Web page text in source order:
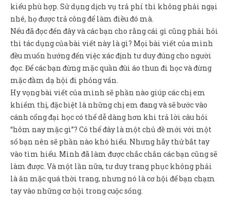
kiểu phù hợp. Sử dụng dịch vụ trả phí thì không phải ngại
nhé, họ được trả công để làm điều đó mà.
Nếu đã đọc đến đây và các bạn cho rằng cái gì cũng phải hỏi
thì tác dụng của bài viết này là gì? Mọi bài viết của mình
đều muốn hướng đến việc xác định tư duy đúng cho người
đọc. Để các bạn đừng mặc quần đùi áo thun đi học và đừng
mặc đầm dạ hội đi phỏng vấn.
Hy vọng bài viết của mình sẽ phần nào giúp các chị em
khiếm thị, đặc biệt là những chị em đang và sẽ bước vào
cánh cổng đại học có thể dễ dàng hơn khi trả lời câu hỏi
“hôm nay mặc gì”? Có thể đây là một chủ đề mới với một
số bạn nên sẽ phần nào khó hiểu. Nhưng hãy thử bắt tay
vào tìm hiểu. Mình đã làm được chắc chắn các bạn cũng sẽ
làm được. Và một lần nữa, tư duy trang phục không phải
là ăn mặc quá thời trang, nhưng nó là cơ hội để bạn chạm
tay vào những cơ hội trong cuộc sống.